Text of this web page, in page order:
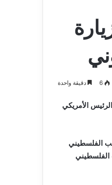
6 دقيقة واحدة
الأمريكي
الفلسطيني
الفلسطيني